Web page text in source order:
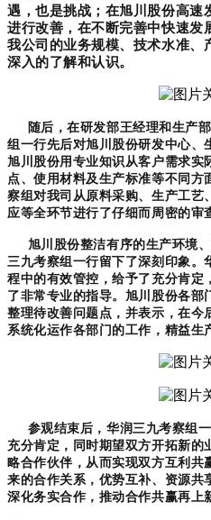
遇，也是挑战；在旭川股份高速
进行改善，在不断完善中快速发
我公司的业务规模、技术水准、
深入的了解和认识。
随后 ，在研发部王经理和生产
组一行先后对旭川股份研发中心、
旭川股份用专业知识从客户需求实
点、使用材料及生产标准等不同方
察组对我司从原料采购、生产工艺
应等全环节进行了仔细而周密的审
旭川股份整洁有序的生产环境
三九考察组一行留下了深刻印象。
程中的有效管控，给予了充分肯定
了非常专业的指导。旭川股份各部
整理待改善问题点，并表示，在今
系统化运作各部门的工作，精益生
参观结束后，华润三九考察组
充分肯定，同时期望双方开拓新的
略合作伙伴，从而实现双方互利共
来的合作关系，优势互补、资源共
深化务实合作，推动合作共赢再上